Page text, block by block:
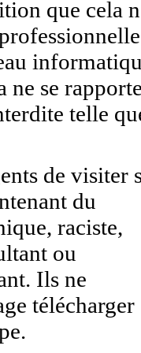
que cela
ne se
telle
de visiter
du
raciste,
ou
Ils ne
télécharger